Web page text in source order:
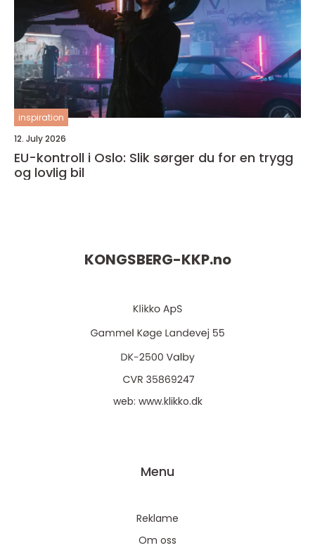
inspiration
12. July 2026
EU-kontroll i Oslo: Slik sørger du for en trygg
og lovlig bil
KONGSBERG-KKP.no
web: www.klikko.dk
Menu
Reklame
Om oss